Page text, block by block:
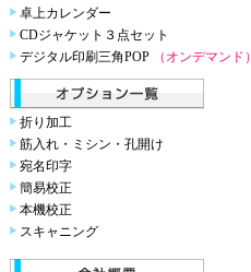
卓上カレンダー
CDジャケット３点セット
デジタル印刷三角POP
（オンデマンド）
折り加工
筋入れ・ミシン・孔開け
宛名印字
簡易校正
本機校正
スキャニング